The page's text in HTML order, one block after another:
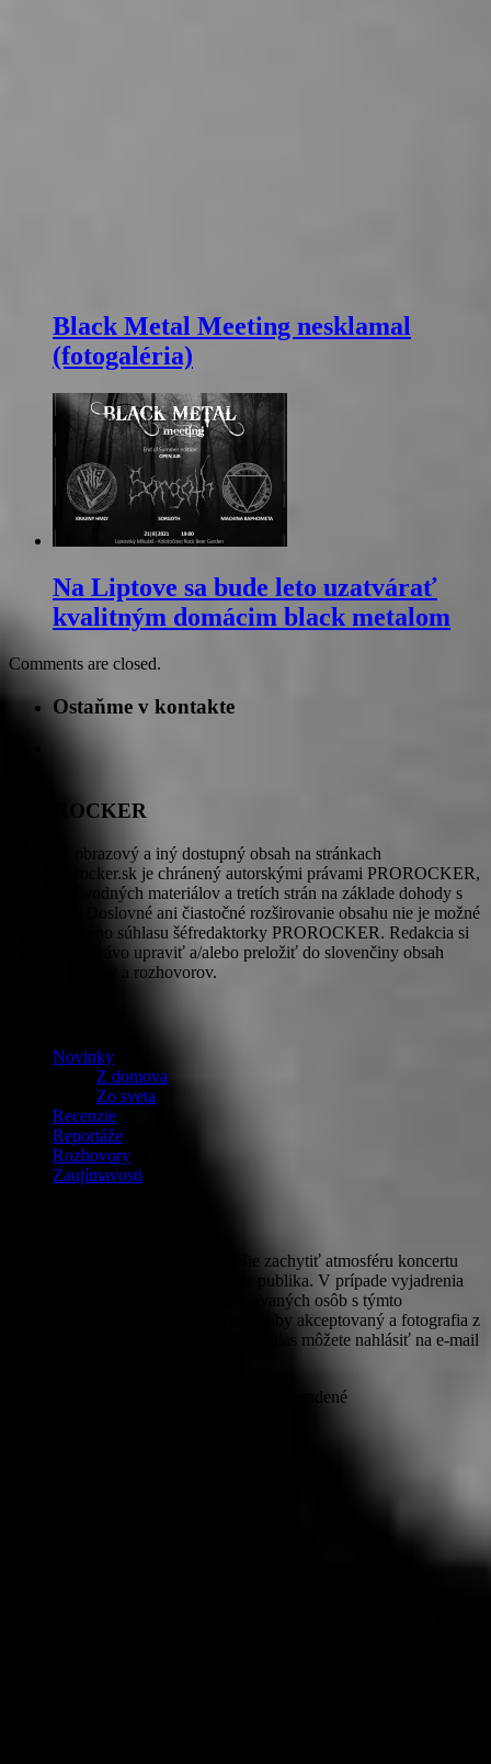
Black Metal Meeting nesklamal
(fotogaléria)
Na Liptove sa bude leto uzatvárať
kvalitným domácim black metalom
Comments are closed.
Ostaňme v kontakte
PROROCKER
Textový, obrazový a iný dostupný obsah na stránkach
www.prorocker.sk je chránený autorskými právami PROROCKER,
autorov pôvodných materiálov a tretích strán na základe dohody s
redakciou. Doslovné ani čiastočné rozširovanie obsahu nie je možné
bez písomného súhlasu šéfredaktorky PROROCKER. Redakcia si
vyhradzuje právo upraviť a/alebo preložiť do slovenčiny obsah
tlačových správ a rozhovorov.
Novinky
Z domova
Zo sveta
Recenzie
Reportáže
Rozhovory
Zaujímavosti
PROROCKER v snahe čo najlepšie zachytiť atmosféru koncertu
zhotovuje a uverejňuje aj fotografie publika. V prípade vyjadrenia
nesúhlasu zúčastnených odfotografovaných osôb s týmto
zverejňovaním bude nesúhlas tejto osoby akceptovaný a fotografia z
webového priestoru odstránená. Nesúhlas môžete nahlásiť na e-mail
© PROROCKER 2020 Všetky práva vyhradené